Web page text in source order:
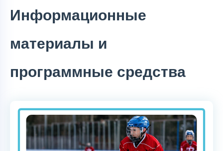
Информационные
материалы и
программные средства